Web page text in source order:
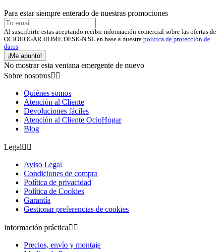
Para estar siempre enterado de nuestras promociones
Al suscribirte estas aceptando recibir información comercial sobre las ofertas de
OCIOHOGAR HOME DESIGN SL en base a nuestra política de protección de
datos
¡Me apunto!
No mostrar esta ventana emergente de nuevo
Sobre nosotros 
Quiénes somos
Atención al Cliente
Devoluciones fáciles
Atención al Cliente OcioHogar
Blog
Legal 
Aviso Legal
Condiciones de compra
Política de privacidad
Política de Cookies
Garantía
Gestionar preferencias de cookies
Información práctica 
Precios, envío y montaje